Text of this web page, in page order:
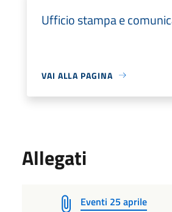
Ufficio stampa e
VAI ALLA PAGINA
Allegati
Eventi 25 aprile